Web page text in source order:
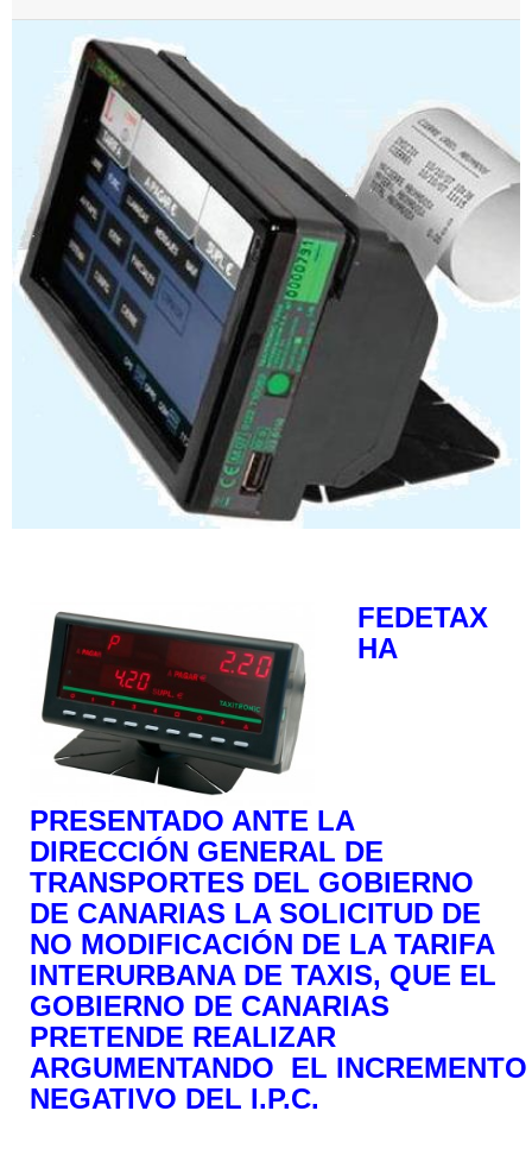
FEDETAX
HA
PRESENTADO ANTE LA
DIRECCIÓN GENERAL DE
TRANSPORTES DEL GOBIERNO
DE CANARIAS LA SOLICITUD DE
NO MODIFICACIÓN DE LA TARIFA
INTERURBANA DE TAXIS, QUE EL
GOBIERNO DE CANARIAS
PRETENDE REALIZAR
ARGUMENTANDO EL INCREMENTO
NEGATIVO DEL I.P.C.